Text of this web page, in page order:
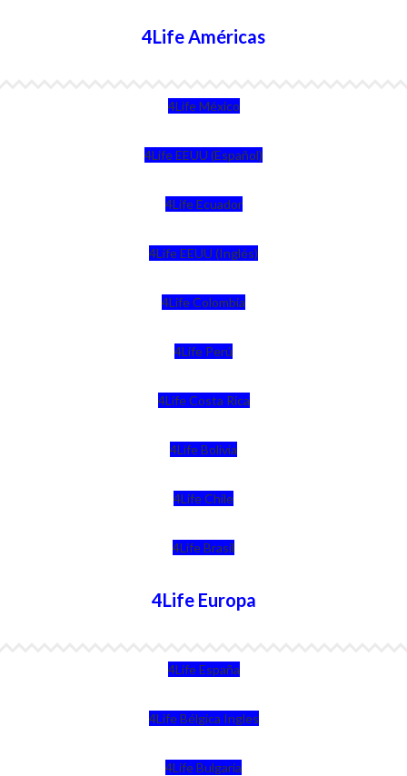
4Life Américas
4Life México
4Life EEUU (Español)
4Life Ecuador
4Life EEUU (Inglés)
4Life Colombia
4Life Perú
4Life Costa Rica
4Life Bolivia
4Life Chile
4Life Brasil
4Life Europa
4Life España
4Life Bélgica Ingles
4Life Bulgaria